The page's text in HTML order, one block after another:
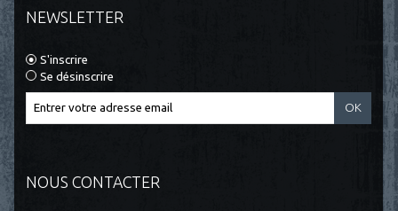
NEWSLETTER
S'inscrire
Se désinscrire
NOUS CONTACTER